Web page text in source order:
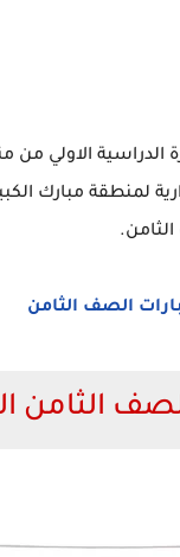
لمنطقة مبارك
الصف الثامن
الثامن